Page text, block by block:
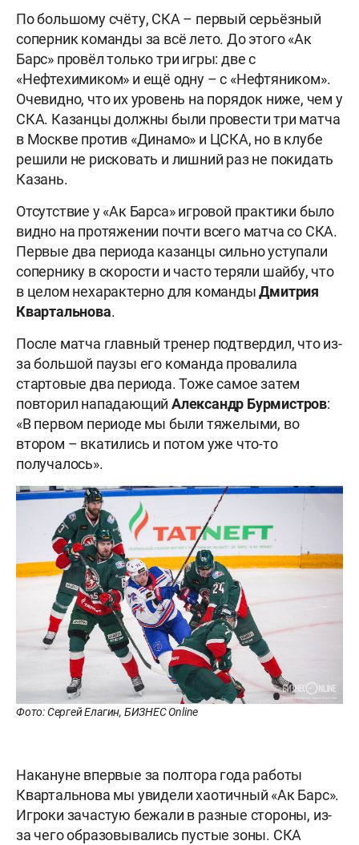
По большому счёту, СКА – первый серьёзный
соперник команды за всё лето. До этого «Ак
Барс» провёл только три игры: две с
«Нефтехимиком» и ещё одну – с «Нефтяником».
Очевидно, что их уровень на порядок ниже, чем у
СКА. Казанцы должны были провести три матча
в Москве против «Динамо» и ЦСКА, но в клубе
решили не рисковать и лишний раз не покидать
Казань.
Отсутствие у «Ак Барса» игровой практики было
видно на протяжении почти всего матча со СКА.
Первые два периода казанцы сильно уступали
сопернику в скорости и часто теряли шайбу, что
в целом нехарактерно для командыДмитрия
Квартальнова.
После матча главный тренер подтвердил, что из-
за большой паузы его команда провалила
стартовые два периода. Тоже самое затем
повторил нападающийАлександр Бурмистров:
«В первом периоде мы были тяжелыми, во
втором – вкатились и потом уже что-то
получалось».
Фото: Сергей Елагин, БИЗНЕС Online
Накануне впервые за полтора года работы
Квартальнова мы увидели хаотичный «Ак Барс».
Игроки зачастую бежали в разные стороны, из-
за чего образовывались пустые зоны. СКА